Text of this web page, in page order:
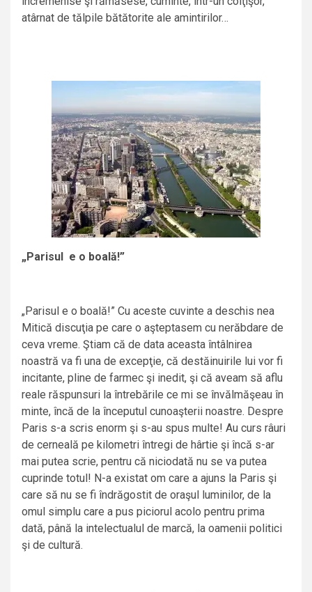
atârnat de tălpile bătătorite ale amintirilor…
„Parisul e o boală!”
„Parisul e o boală!” Cu aceste cuvinte a deschis nea
Mitică discuţia pe care o aşteptasem cu nerăbdare de
ceva vreme. Ştiam că de data aceasta întâlnirea
noastră va fi una de excepţie, că destăinuirile lui vor fi
incitante, pline de farmec şi inedit, şi că aveam să aflu
reale răspunsuri la întrebările ce mi se învălmăşeau în
minte, încă de la începutul cunoaşterii noastre. Despre
Paris s-a scris enorm şi s-au spus multe! Au curs râuri
de cerneală pe kilometri întregi de hârtie şi încă s-ar
mai putea scrie, pentru că niciodată nu se va putea
cuprinde totul! N-a existat om care a ajuns la Paris şi
care să nu se fi îndrăgostit de oraşul luminilor, de la
omul simplu care a pus piciorul acolo pentru prima
dată, până la intelectualul de marcă, la oamenii politici
şi de cultură.